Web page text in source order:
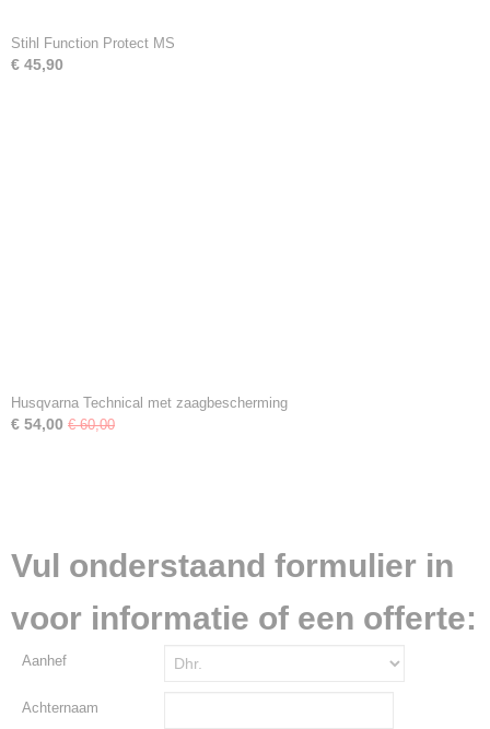
Stihl Function Protect MS
€ 45,90
Husqvarna Technical met zaagbescherming
€ 54,00 € 60,00
Vul onderstaand formulier in
voor informatie of een offerte:
Aanhef
Achternaam